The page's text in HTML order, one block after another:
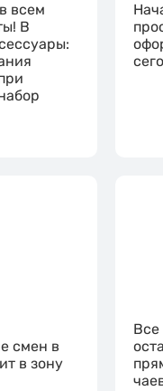
всем
В
смен в
в зону
Все